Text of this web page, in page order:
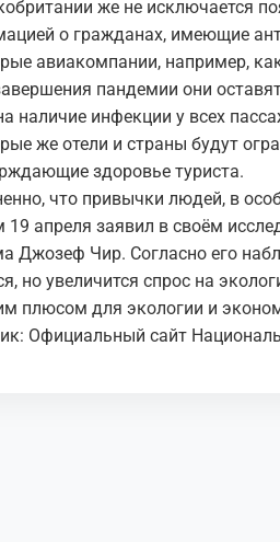
же не исключается
о гражданах, имеющие
авиакомпании, например,
пандемии они
наличие инфекции у всех
же отели и страны будут
здоровье туриста.
что привычки людей, в
19 апреля заявил в своём
Джозеф Чир. Согласно его
но увеличится спрос на
плюсом для экологии и
Официальный сайт